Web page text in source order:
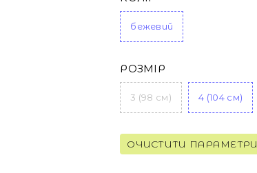
бежевий
РОЗМІР
3 (98 см) 4 (104 см)
ОЧИСТИТИ ПАРАМЕТРИ